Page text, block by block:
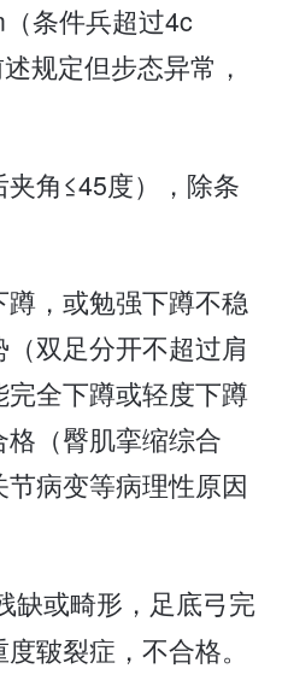
条件兵超过4c
规定但步态异常，
角≤45度），除条
，或勉强下蹲不稳
双足分开不超过肩
全下蹲或轻度下蹲
（臀肌挛缩综合
病变等病理性原因
缺或畸形，足底弓完
皲裂症，不合格。